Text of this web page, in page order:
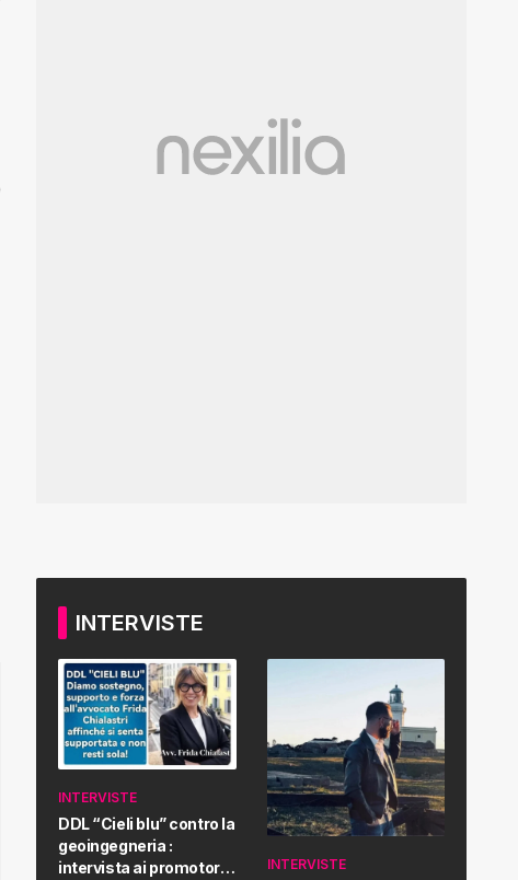
INTERVISTE
INTERVISTE
DDL “Cieli blu” contro la
geoingegneria :
intervista ai promotori
INTERVISTE